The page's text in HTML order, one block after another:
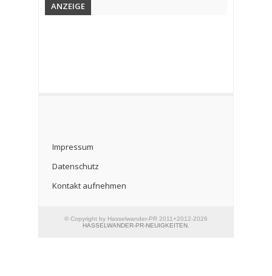
ANZEIGE
Impressum
Datenschutz
Kontakt aufnehmen
© Copyright by Hasselwander-PR 2011+2012-2026
HASSELWANDER-PR-NEUIGKEITEN.